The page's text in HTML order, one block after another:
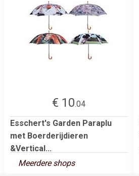
€ 10.04
Esschert's Garden Paraplu
met Boerderijdieren
&Vertical...
Meerdere shops